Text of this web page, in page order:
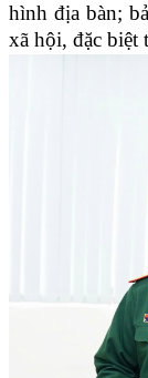
hình địa bàn;
xã hội, đặc